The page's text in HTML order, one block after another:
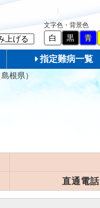
文字色・背景色
白 黒 青
上げる
指定難病一覧
根県）
直通電話